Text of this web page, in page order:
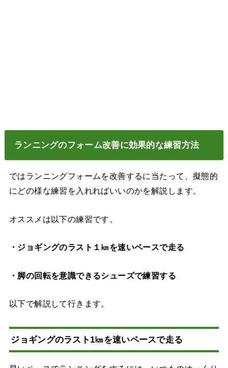
ランニングのフォーム改善に効果的な練習方法
ではランニングフォームを改善するに当たって、擬態的
にどの様な練習を入れればいいのかを解説します。
オススメは以下の練習です。
・ジョギングのラスト１㎞を速いペースで走る
・脚の回転を意識できるシューズで練習する
以下で解説して行きます。
ジョギングのラスト1㎞を速いペースで走る